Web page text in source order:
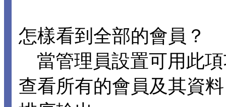
怎樣看到全部的會員？
當管理員設置可用此
查看所有的會員及其資